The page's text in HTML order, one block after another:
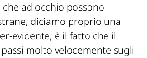
che ad occhio possono
diciamo proprio una
evidente, è il fatto che il
molto velocemente sugli